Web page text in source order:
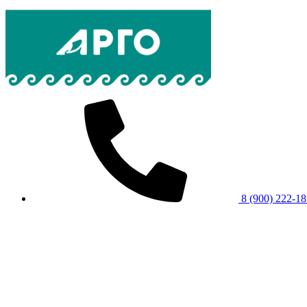
8 (900) 222-